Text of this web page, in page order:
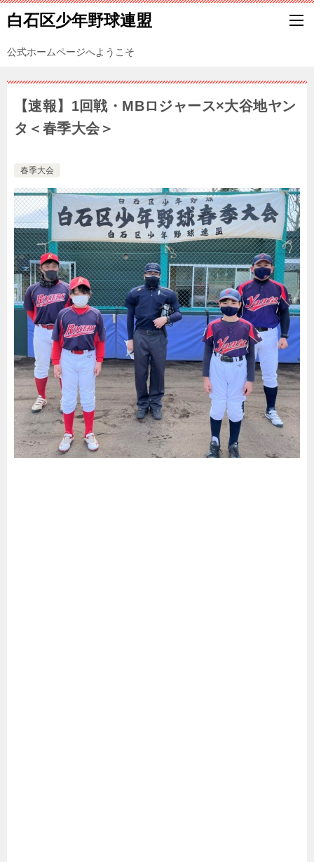
白石区少年野球連盟
公式ホームページへようこそ
【速報】1回戦・MBロジャース×大谷地ヤン
タ＜春季大会＞
春季大会